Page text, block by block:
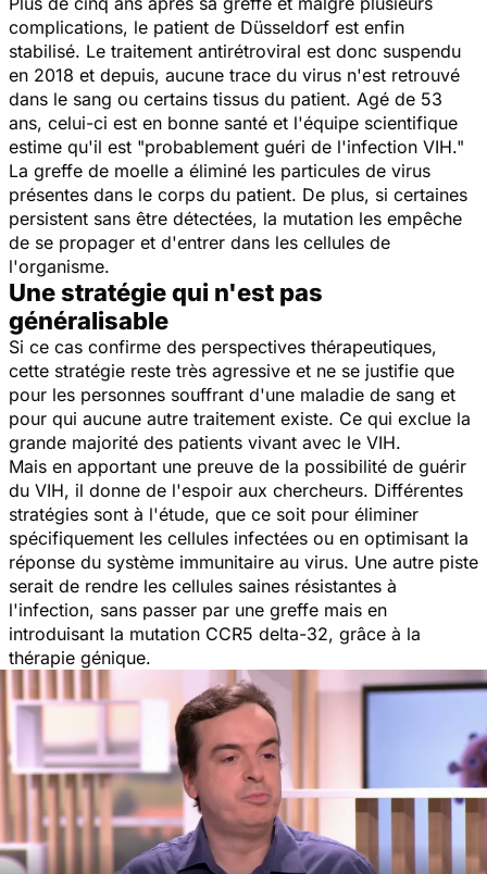
complications, le patient de Düsseldorf est enfin
stabilisé. Le traitement antirétroviral est donc suspendu
en 2018 et depuis, aucune trace du virus n'est retrouvé
dans le sang ou certains tissus du patient. Agé de 53
ans, celui-ci est en bonne santé et l'équipe scientifique
estime qu'il est "probablement guéri de l'infection VIH."
La greffe de moelle a éliminé les particules de virus
présentes dans le corps du patient. De plus, si certaines
persistent sans être détectées, la mutation les empêche
de se propager et d'entrer dans les cellules de
l'organisme.
Une stratégie qui n'est pas
généralisable
Si ce cas confirme des perspectives thérapeutiques,
cette stratégie reste très agressive et ne se justifie que
pour les personnes souffrant d'une maladie de sang et
pour qui aucune autre traitement existe. Ce qui exclue la
grande majorité des patients vivant avec le VIH.
Mais en apportant une preuve de la possibilité de guérir
du VIH, il donne de l'espoir aux chercheurs. Différentes
stratégies sont à l'étude, que ce soit pour éliminer
spécifiquement les cellules infectées ou en optimisant la
réponse du système immunitaire au virus. Une autre piste
serait de rendre les cellules saines résistantes à
l'infection, sans passer par une greffe mais en
introduisant la mutation CCR5 delta-32, grâce à la
thérapie génique.